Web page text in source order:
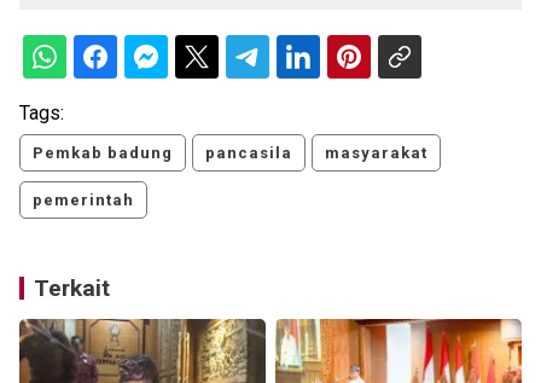
Tags:
Pemkab badung pancasila masyarakat
pemerintah
Terkait